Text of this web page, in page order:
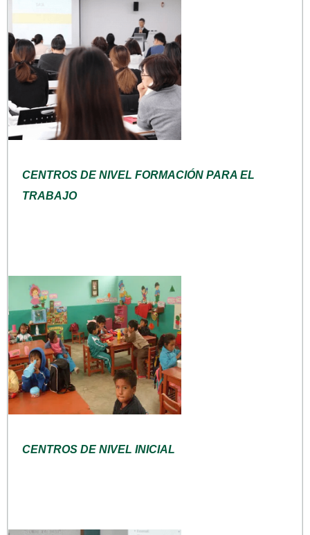
CENTROS DE NIVEL FORMACIÓN PARA EL
TRABAJO
CENTROS DE NIVEL INICIAL